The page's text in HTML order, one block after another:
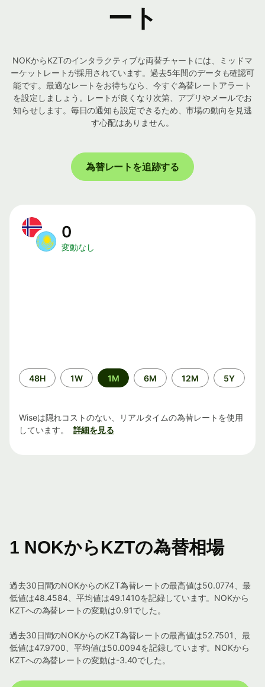
ート
NOKからKZTのインタラクティブな両替チャートには、ミッドマ
ーケットレートが採用されています。過去5年間のデータも確認可
能です。最適なレートをお待ちなら、今すぐ為替レートアラート
を設定しましょう。レートが良くなり次第、アプリやメールでお
知らせします。毎日の通知も設定できるため、市場の動向を見逃
す心配はありません。
為替レートを追跡する
0
変動なし
期
間
48H 1W 1M 6M 12M 5Y
Wiseは隠れコストのない、リアルタイムの為替レートを使用
しています。
詳細を見る
1 NOKからKZTの為替相場
過去30日間のNOKからのKZT為替レートの最高値は50.0774、最
低値は48.4584、平均値は49.1410を記録しています。NOKから
KZTへの為替レートの変動は0.91でした。
過去30日間のNOKからのKZT為替レートの最高値は52.7501、最
低値は47.9700、平均値は50.0094を記録しています。NOKから
KZTへの為替レートの変動は-3.40でした。